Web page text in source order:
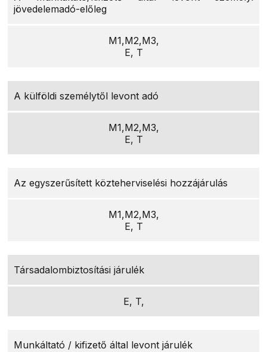
jövedelemadó-előleg
M1,M2,M3,
E, T
A külföldi személytől levont adó
M1,M2,M3,
E, T
Az egyszerűsített közteherviselési hozzájárulás
M1,M2,M3,
E, T
Társadalombiztosítási járulék
E, T,
Munkáltató / kifizető által levont járulék